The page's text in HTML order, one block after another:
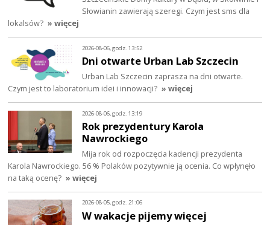
Słowianin zawierają szeregi. Czym jest sms dla
lokalsów? » więcej
2026-08-06, godz. 13:52
Dni otwarte Urban Lab Szczecin
Urban Lab Szczecin zaprasza na dni otwarte.
Czym jest to laboratorium idei i innowacji? » więcej
2026-08-06, godz. 13:19
Rok prezydentury Karola
Nawrockiego
Mija rok od rozpoczęcia kadencji prezydenta
Karola Nawrockiego. 56 % Polaków pozytywnie ją ocenia. Co wpłynęło
na taką ocenę? » więcej
2026-08-05, godz. 21:06
W wakacje pijemy więcej